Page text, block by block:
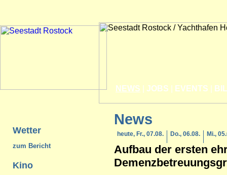
NEWS JOBS EVENTS
Wetter
zum Bericht
Kino
News
heute, Fr., 07.08. Do., 06.08. Mi.,
Aufbau der ersten